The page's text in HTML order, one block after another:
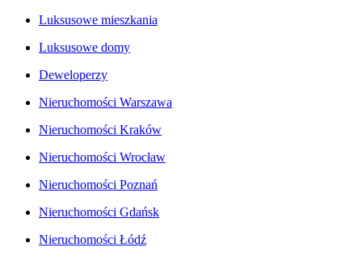
Luksusowe mieszkania
Luksusowe domy
Deweloperzy
Nieruchomości Warszawa
Nieruchomości Kraków
Nieruchomości Wrocław
Nieruchomości Poznań
Nieruchomości Gdańsk
Nieruchomości Łódź